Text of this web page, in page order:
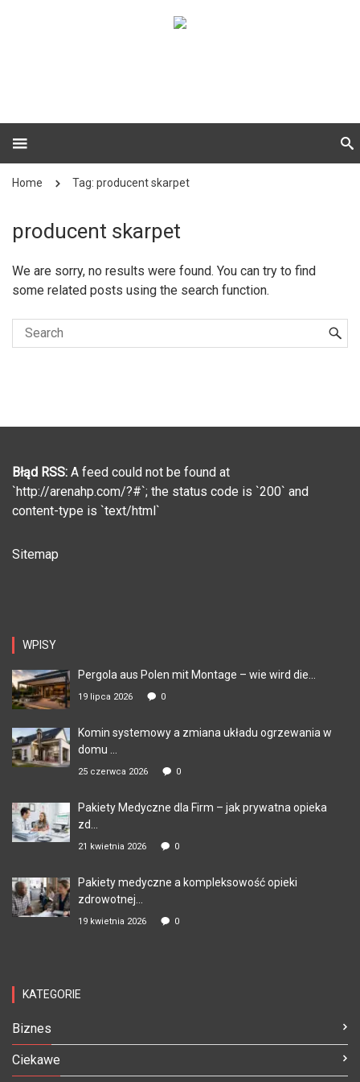
Home Tag: producent skarpet
producent skarpet
We are sorry, no results were found. You can try to find
some related posts using the search function.
Błąd RSS: A feed could not be found at
`http://arenahp.com/?#`; the status code is `200` and
content-type is `text/html`
Sitemap
WPISY
Pergola aus Polen mit Montage – wie wird die...
19 lipca 2026 0
Komin systemowy a zmiana układu ogrzewania w
domu ...
25 czerwca 2026 0
Pakiety Medyczne dla Firm – jak prywatna opieka
zd...
21 kwietnia 2026 0
Pakiety medyczne a kompleksowość opieki
zdrowotnej...
19 kwietnia 2026 0
KATEGORIE
Biznes
Ciekawe